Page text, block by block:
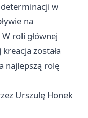
w
na
roli głównej
została
najlepszą rolę
Urszulę Honek